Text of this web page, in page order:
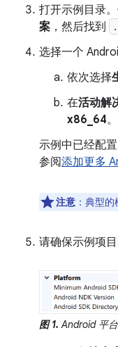
打开示例目录
案 ，然后找到
选择一个
依次选择
在活动解
x86_64。
示例中已经配
参阅添加更多
注意 ： 典型的
请确保示例项
图 1. Android 平